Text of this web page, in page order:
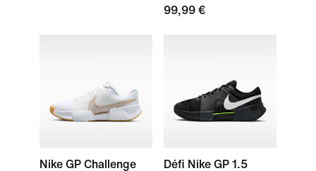
99,99 €
Nike GP Challenge
Défi Nike GP 1.5